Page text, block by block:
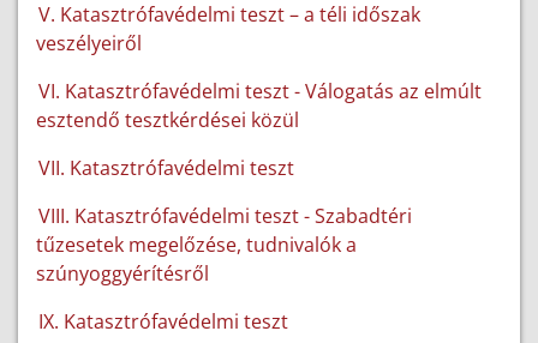
V. Katasztrófavédelmi teszt – a téli időszak
veszélyeiről
VI. Katasztrófavédelmi teszt - Válogatás az elmúlt
esztendő tesztkérdései közül
VII. Katasztrófavédelmi teszt
VIII. Katasztrófavédelmi teszt - Szabadtéri
tűzesetek megelőzése, tudnivalók a
szúnyoggyérítésről
IX. Katasztrófavédelmi teszt